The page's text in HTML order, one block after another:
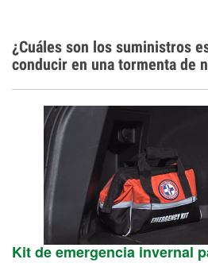
¿Cuáles son los suministros
conducir en una tormenta de
Kit de emergencia invernal